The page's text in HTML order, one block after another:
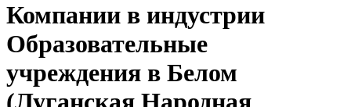
Компании в индустрии
Образовательные
учреждения в Белом